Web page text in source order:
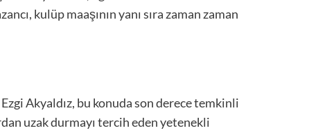
kulüp maaşının yanı sıra zaman zaman
Akyaldız, bu konuda son derece temkinli
uzak durmayı tercih eden yetenekli